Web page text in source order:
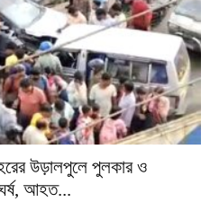
উড়ালপুলে পুলকার ও
আহত...